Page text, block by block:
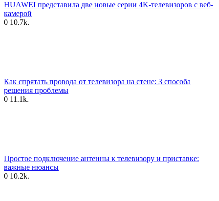
HUAWEI представила две новые серии 4K-телевизоров с веб-
камерой
0 10.7k.
Как спрятать провода от телевизора на стене: 3 способа
решения проблемы
0 11.1k.
Простое подключение антенны к телевизору и приставке:
важные нюансы
0 10.2k.